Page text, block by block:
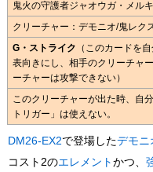
鬼火の守護者ジャオウガ・メ
クリーチャー：デモニオ/鬼レ
G・ストライク （このカードを
表向きにし、相手のクリーチャ
ーチャーは攻撃できない）
このクリーチャーが出た時、自
トリガー」は使えない。
DM26-EX2で登場したデモニ
コスト2のエレメントかつ、